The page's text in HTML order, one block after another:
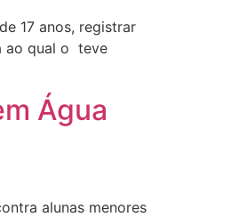
17 anos, registrar
ao qual o teve
Água
alunas menores